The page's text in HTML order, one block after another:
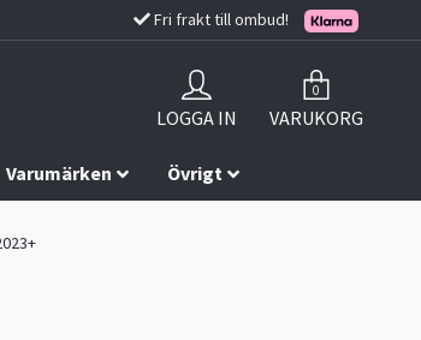
Fri frakt till ombud!
LOGGA IN
0
VARUKORG
Varumärken Övrigt